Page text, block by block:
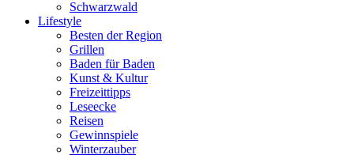
Schwarzwald
Lifestyle
Besten der Region
Grillen
Baden für Baden
Kunst & Kultur
Freizeittipps
Leseecke
Reisen
Gewinnspiele
Winterzauber